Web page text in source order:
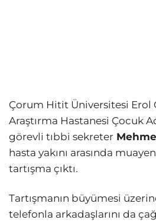
Çorum Hitit Üniversitesi Erol
Araştırma Hastanesi Çocuk
görevli tıbbi sekreter
hasta yakını arasında
tartışma çıktı.
Tartışmanın büyümesi
telefonla arkadaşlarını da